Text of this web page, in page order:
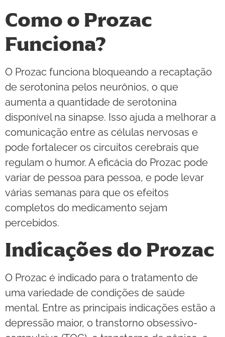
Como o Prozac
Funciona?
O Prozac funciona bloqueando a recaptação
de serotonina pelos neurônios, o que
aumenta a quantidade de serotonina
disponível na sinapse. Isso ajuda a melhorar a
comunicação entre as células nervosas e
pode fortalecer os circuitos cerebrais que
regulam o humor. A eficácia do Prozac pode
variar de pessoa para pessoa, e pode levar
várias semanas para que os efeitos
completos do medicamento sejam
percebidos.
Indicações do Prozac
O Prozac é indicado para o tratamento de
uma variedade de condições de saúde
mental. Entre as principais indicações estão a
depressão maior, o transtorno obsessivo-